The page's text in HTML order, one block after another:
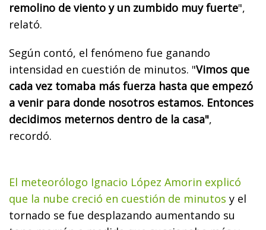
remolino de viento y un zumbido muy fuerte",
relató.
Según contó, el fenómeno fue ganando
intensidad en cuestión de minutos. "Vimos que
cada vez tomaba más fuerza hasta que empezó
a venir para donde nosotros estamos. Entonces
decidimos meternos dentro de la casa",
recordó.
El meteorólogo Ignacio López Amorin explicó
que la nube creció en cuestión de minutos y el
tornado se fue desplazando aumentando su